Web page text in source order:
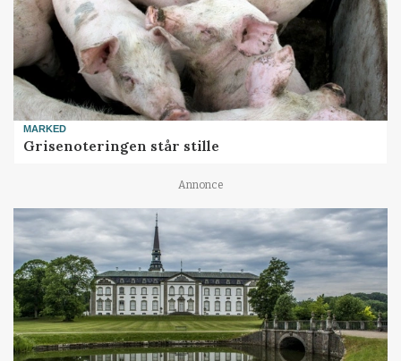
MARKED
Grisenoteringen står stille
Annonce